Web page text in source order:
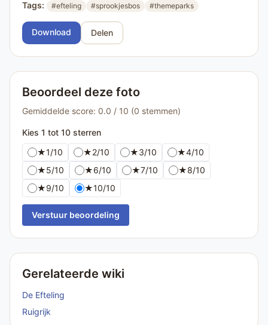
Tags:
#efteling #sprookjesbos #themeparks
Download Delen
Beoordeel deze foto
Gemiddelde score: 0.0 / 10 (0 stemmen)
Kies 1 tot 10 sterren
★1/10 ★2/10 ★3/10 ★4/10
★5/10 ★6/10 ★7/10 ★8/10
★9/10 ★10/10
Verstuur beoordeling
Gerelateerde wiki
De Efteling
Ruigrijk